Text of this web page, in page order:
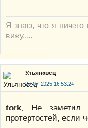
Я знаю, что я ничего
вижу.....
Ульяновец
26-07-2025 16:53:24
tork, Не заметил
протертостей, если